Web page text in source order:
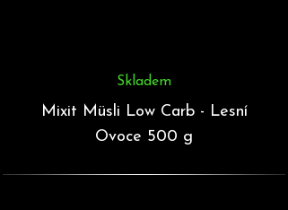
Mixit Müsli Low Carb - Lesní
Ovoce 500 g
Skladem